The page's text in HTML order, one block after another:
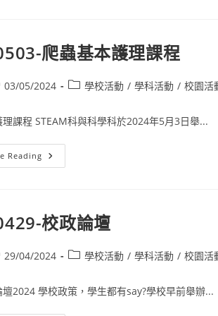
爬蟲基本護理課程
03/05/2024 學校活動 / 學科活動 / 校園活
課程 STEAM科與科學科於2024年5月3日舉...
Reading
校政論壇
29/04/2024 學校活動 / 學科活動 / 校園活
壇2024 學校政策，學生都有say?學校早前舉辦...